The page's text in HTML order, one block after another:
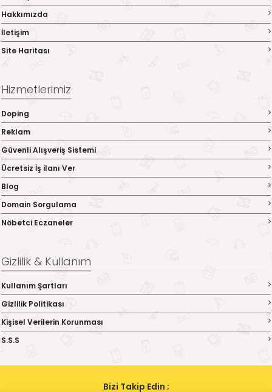
Hakkımızda
İletişim
Site Haritası
Hizmetlerimiz
Doping
Reklam
Güvenli Alışveriş Sistemi
Ücretsiz İş ilanı Ver
Blog
Domain Sorgulama
Nöbetci Eczaneler
Gizlilik & Kullanım
Kullanım Şartları
Gizlilik Politikası
Kişisel Verilerin Korunması
S.S.S
Bizi Takip Edin ;